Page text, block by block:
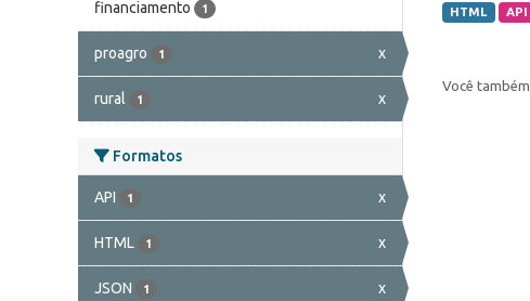
financiamento 1
proagro 1 x
rural 1 x
Formatos
API 1 x
HTML 1 x
JSON 1 x
HTML API
Você